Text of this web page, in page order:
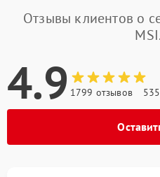
Отзывы клиентов о
4.9 1799 отзывов